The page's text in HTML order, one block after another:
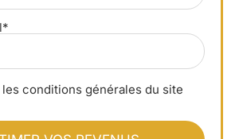
conditions générales du site